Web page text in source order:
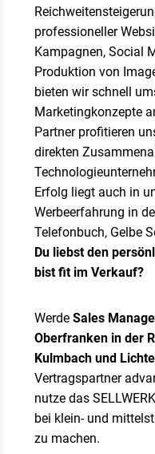
professioneller
Kampagnen, Social
Produktion von
bieten wir schnell
Marketingkonzepte
Partner profitieren
direkten
Erfolg liegt auch in
Werbeerfahrung in
Telefonbuch, Gelbe
Du liebst den
bist fit im Verkauf?
WerdeSales
Oberfranken in der
Kulmbach und
Vertragspartner
nutze das
bei klein- und
zu machen.